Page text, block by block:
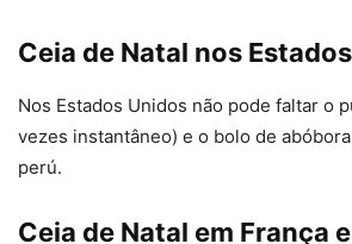
Ceia de Natal nos
Nos Estados Unidos não pode faltar o
vezes instantâneo) e o bolo de
perú.
Ceia de Natal em França